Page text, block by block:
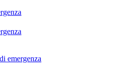
emergenza